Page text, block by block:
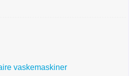
vaskemaskiner